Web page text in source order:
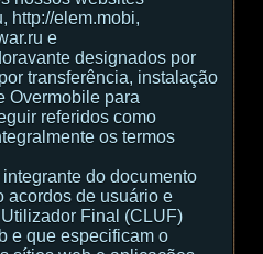
http://elem.mobi,
e
designados por
transferência, instalação
Overmobile para
referidos como
os termos
do documento
acordos de usuário e
Final (CLUF)
e que especificam o